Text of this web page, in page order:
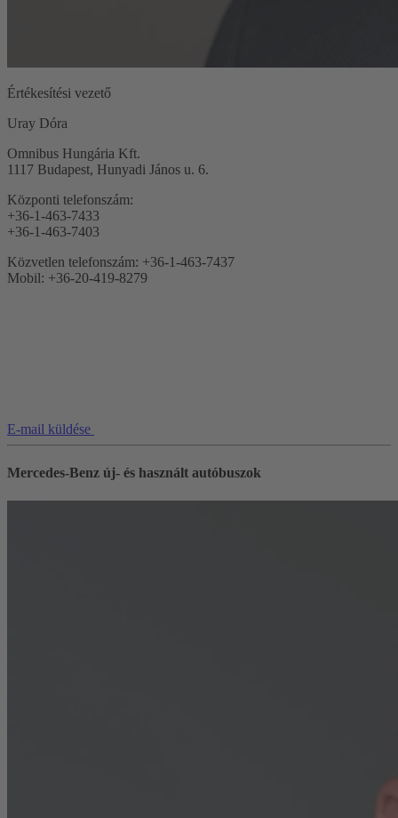
Értékesítési vezető
Uray Dóra
Omnibus Hungária Kft.
1117 Budapest, Hunyadi János u. 6.
Központi telefonszám:
+36-1-463-7433
+36-1-463-7403
Közvetlen telefonszám: +36-1-463-7437
Mobil: +36-20-419-8279
E-mail küldése
Mercedes-Benz új- és használt autóbuszok